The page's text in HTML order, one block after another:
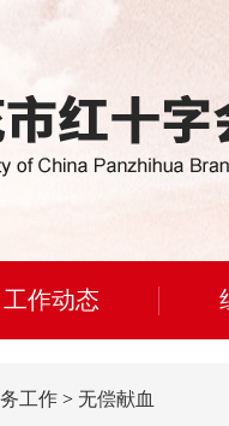
工作动态
工作 > 无偿献血